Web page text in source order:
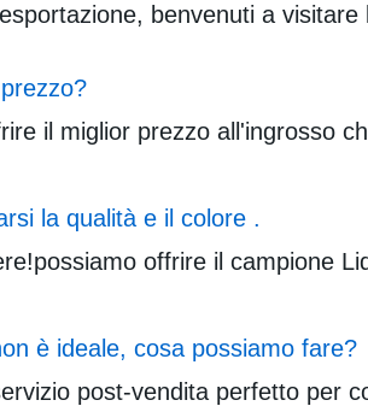
benvenuti a
il miglior prezzo all'ingrosso
la qualità e il colore .
offrire il campione
è ideale, cosa possiamo fare?
post-vendita perfetto per